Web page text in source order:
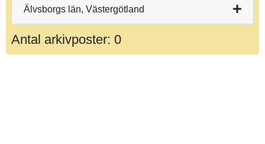
Älvsborgs län, Västergötland
Antal arkivposter: 0